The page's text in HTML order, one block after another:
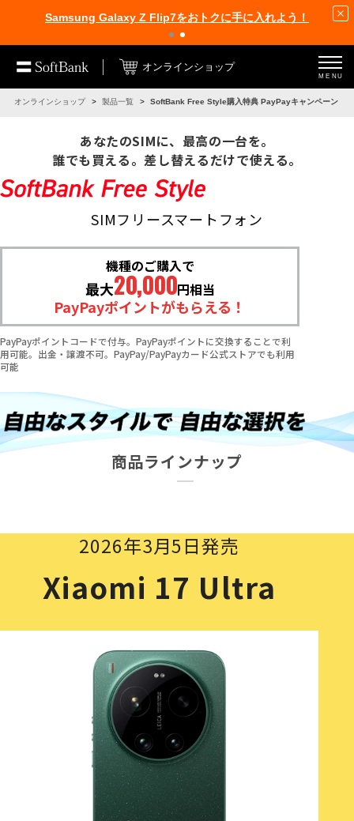
Samsung Galaxy Z Flip7をおトクに手に入れよう！
オンラインショップ
MENU
オンラインショップ 製品一覧 SoftBank Free Style購入特典 PayPayキャンペーン
あなたのSIMに、最高の一台を。
誰でも買える。差し替えるだけで使える。
SIMフリースマートフォン
機種のご購入で
最大20,000円相当
PayPayポイントがもらえる！
PayPayポイントコードで付与。PayPayポイントに交換することで利
用可能。出金・譲渡不可。PayPay/PayPayカード公式ストアでも利用
可能
商品ラインナップ
2026年3月5日発売
Xiaomi 17 Ultra